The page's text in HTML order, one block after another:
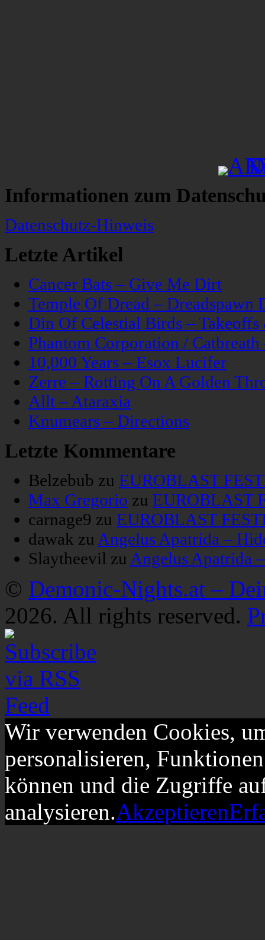
Informationen zum
Datenschutz-Hinweis
Letzte Artikel
Cancer Bats – Give Me Dirt
Temple Of Dread – Dreadspawn
Din Of Celestial Birds –
Phantom Corporation /
10,000 Years – Esox Lucifer
Zerre – Rotting On A Golden
Allt – Ataraxia
Knumears – Directions
Letzte Kommentare
Belzebub zu EUROBLAST
Max Gregorio zu EUROBLAST
carnage9 zu EUROBLAST
dawak zu Angelus Apatrida –
Slaytheevil zu Angelus Apatrida
© Demonic-Nights.at –
2026. All rights reserved.
Wir verwenden Cookies,
personalisieren,
können und die Zugriffe
analysieren.Akzeptieren